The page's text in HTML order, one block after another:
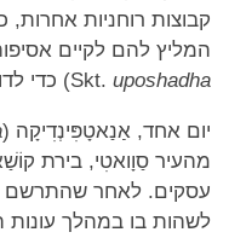
קבוצות רוחניות אחרות,
המליץ להם לקיים
Skt. uposhadha ) כדי
יום אחד, אַנַאטָפִּינְדִיקָה (Skt.
מהעיר סַוָואטִי, בירת
עסקים. לאחר שהתרשם
לשהות בו במהלך עונות